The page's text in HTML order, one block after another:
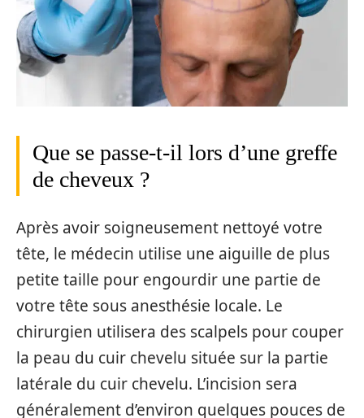
Que se passe-t-il lors d’une greffe
de cheveux ?
Après avoir soigneusement nettoyé votre
tête, le médecin utilise une aiguille de plus
petite taille pour engourdir une partie de
votre tête sous anesthésie locale. Le
chirurgien utilisera des scalpels pour couper
la peau du cuir chevelu située sur la partie
latérale du cuir chevelu. L’incision sera
généralement d’environ quelques pouces de